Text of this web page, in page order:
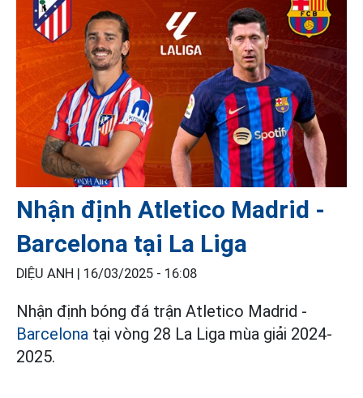
Nhận định Atletico Madrid -
Barcelona tại La Liga
DIỆU ANH | 16/03/2025 - 16:08
Nhận định bóng đá trận Atletico Madrid -
Barcelona tại vòng 28 La Liga mùa giải 2024-
2025.